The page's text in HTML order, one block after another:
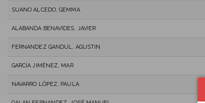
SUANO ALCEDO, GEMMA
ALABANDA BENAVIDES, JAVIER
FERNANDEZ GANDUL, AGUSTIN
GARCÍA JIMÉNEZ, MAR
NAVARRO LÓPEZ, PAULA